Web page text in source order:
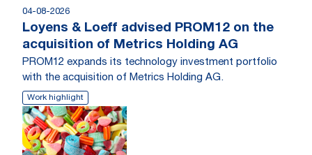
04-08-2026
Loyens & Loeff advised PROM12 on the
acquisition of Metrics Holding AG
PROM12 expands its technology investment portfolio
with the acquisition of Metrics Holding AG.
Work highlight